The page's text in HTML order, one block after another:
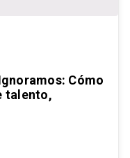
Cómo
talento,